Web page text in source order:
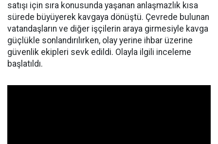
satışı için sıra konusunda yaşanan anlaşmazlık kısa
sürede büyüyerek kavgaya dönüştü. Çevrede bulunan
vatandaşların ve diğer işçilerin araya girmesiyle kavga
güçlükle sonlandırılırken, olay yerine ihbar üzerine
güvenlik ekipleri sevk edildi. Olayla ilgili inceleme
başlatıldı.